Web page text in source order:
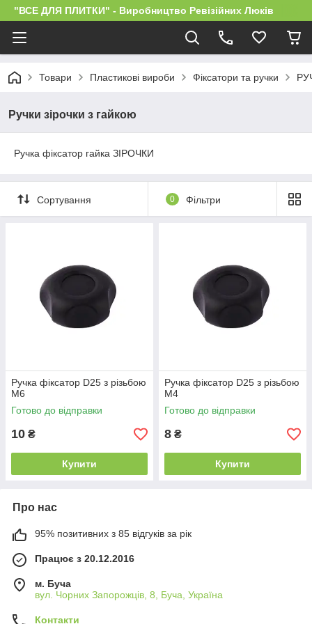
"ВСЕ ДЛЯ ПЛИТКИ" - Виробництво Ревізійних Люків
Товари Пластикові вироби Фіксатори та ручки
Ручки зірочки з гайкою
Ручка фіксатор гайка ЗІРОЧКИ
Сортування 0 Фільтри
Ручка фіксатор D25 з різьбою
М6
Готово до відправки
10 ₴
Купити
Ручка фіксатор D25 з різьбою
М4
Готово до відправки
8 ₴
Купити
Про нас
95% позитивних з 85 відгуків за рік
Працює з 20.12.2016
м. Буча
вул. Чорних Запорожців, 8, Буча, Україна
Контакти